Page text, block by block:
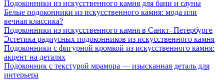
Подоконники из искусственного камня для бани и сауны
Белые подоконники из искусственного камня: мода или
вечная классика?
Подоконники из искусственного камня в Санкт- Петербурге
Эстетика радиусных подоконников из искусственного камня
Подоконники с фигурной кромкой из искусственного камня:
акцент на деталях
Подоконник с текстурой мрамора — изысканная деталь для
интерьера